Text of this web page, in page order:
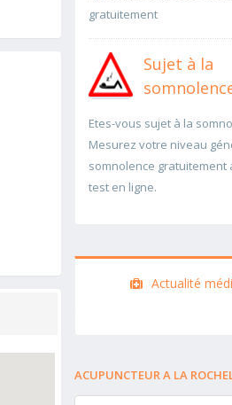
gratuitement
Sujet à la
Etes-vous sujet à la
Mesurez votre niveau
somnolence gratuitement
test en ligne.
Actualité
ACUPUNCTEUR A LA